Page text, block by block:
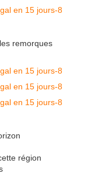
remorques
région